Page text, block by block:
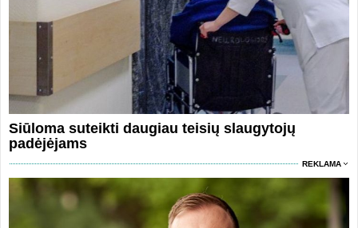
Siūloma suteikti daugiau teisių slaugytojų
padėjėjams
REKLAMA